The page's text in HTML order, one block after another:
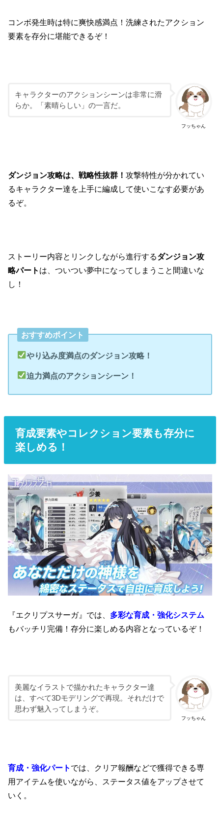
コンボ発生時は特に爽快感満点！洗練されたアクション
要素を存分に堪能できるぞ！
フッちゃん
キャラクターのアクションシーンは非常に滑
らか。「素晴らしい」の一言だ。
ダンジョン攻略は、戦略性抜群！攻撃特性が分かれてい
るキャラクター達を上手に編成して使いこなす必要があ
るぞ。
ストーリー内容とリンクしながら進行するダンジョン攻
略パート は、ついつい夢中になってしまうこと間違いな
し！
おすすめポイント
やり込み度満点のダンジョン攻略！
迫力満点のアクションシーン！
育成要素やコレクション要素も存分に
楽しめる！
『エクリプスサーガ』では、 多彩な育成・強化システム
もバッチリ完備！存分に楽しめる内容となっているぞ！
フッちゃん
美麗なイラストで描かれたキャラクター達
は、すべて3Dモデリングで再現。それだけで
思わず魅入ってしまうぞ。
育成・強化パート では、クリア報酬などで獲得できる専
用アイテムを使いながら、ステータス値をアップさせて
いく。